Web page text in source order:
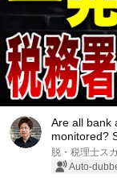
Are all bank
monitored?
脱・税理士ス
Auto-